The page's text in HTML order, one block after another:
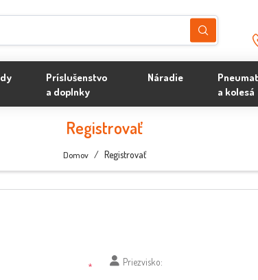
Príslušenstvo
a doplnky
Náradie
a kolesá
Registrovať
Domov / Registrovať
* Priezvisko: